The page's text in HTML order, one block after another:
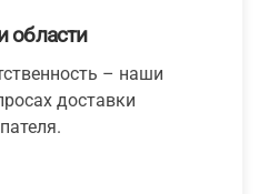
области
– наши
доставки